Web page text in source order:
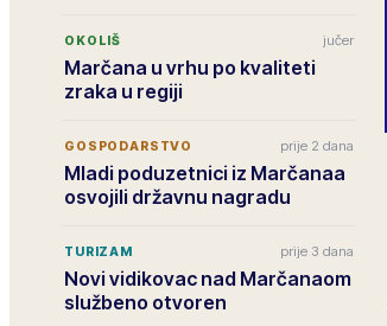
OKOLIŠ jučer
Marčana u vrhu po kvaliteti
zraka u regiji
GOSPODARSTVO prije 2 dana
Mladi poduzetnici iz Marčanaa
osvojili državnu nagradu
TURIZAM prije 3 dana
Novi vidikovac nad Marčanaom
službeno otvoren